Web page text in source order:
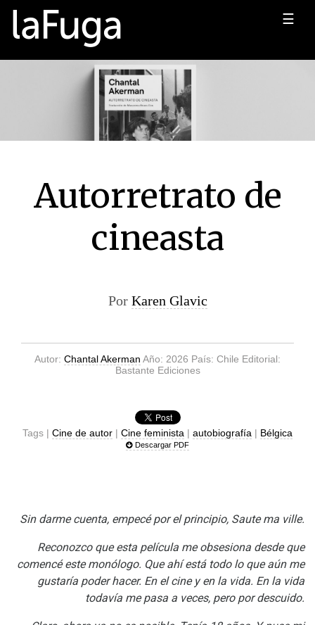
☰
Autorretrato de
cineasta
Por Karen Glavic
Autor: Chantal Akerman Año: 2026 País: Chile Editorial:
Bastante Ediciones
Tags | Cine de autor | Cine feminista | autobiografía | Bélgica
Descargar PDF
Sin darme cuenta, empecé por el principio, Saute ma ville.
Reconozco que esta película me obsesiona desde que
comencé este monólogo. Que ahí está todo lo que aún me
gustaría poder hacer. En el cine y en la vida. En la vida
todavía me pasa a veces, pero por descuido.